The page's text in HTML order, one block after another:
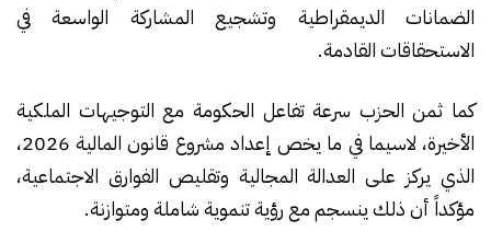
الضمانات الديمقراطية وتشجيع المشاركة الواسعة في
الاستحقاقات القادمة.
كما ثمن الحزب سرعة تفاعل الحكومة مع التوجيهات الملكية
الأخيرة، لاسيما في ما يخص إعداد مشروع قانون المالية 2026،
الذي يركز على العدالة المجالية وتقليص الفوارق الاجتماعية،
مؤكداً أن ذلك ينسجم مع رؤية تنموية شاملة ومتوازنة.